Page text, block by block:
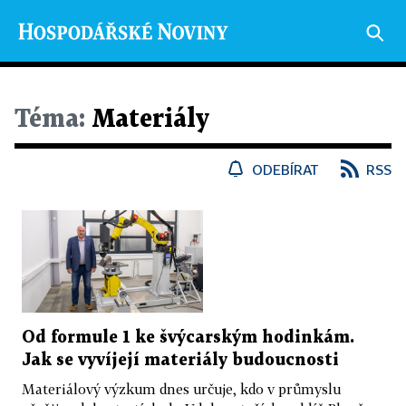
Téma: Materiály
ODEBÍRAT RSS
Od formule 1 ke švýcarským hodinkám.
Jak se vyvíjejí materiály budoucnosti
Materiálový výzkum dnes určuje, kdo v průmyslu